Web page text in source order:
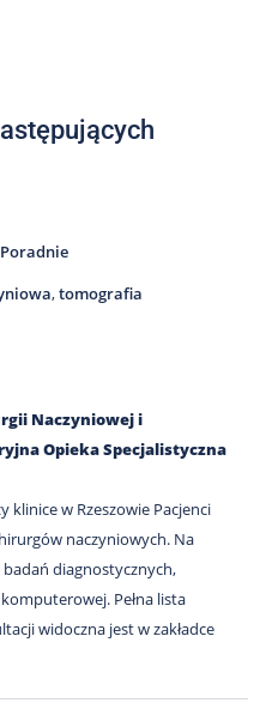
Poradnie
,tomografia
Naczyniowej i
Opieka Specjalistyczna
klinice w Rzeszowie Pacjenci
naczyniowych. Na
diagnostycznych,
Pełna lista
widoczna jest w zakładce